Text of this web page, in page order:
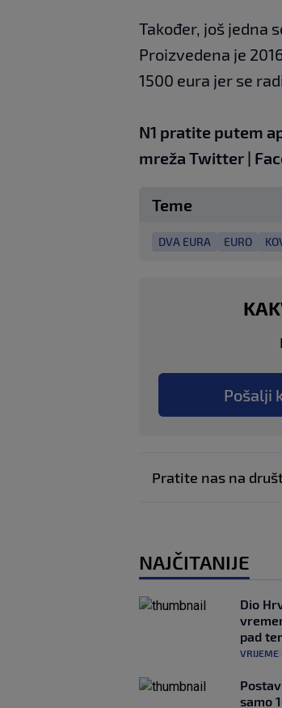
Također, još jedna
Proizvedena je
1500 eura jer se
N1 pratite putem
mreža Twitter |
Teme
DVA EURA EURO
Pošalji
Pratite nas na
NAJČITANIJE
Dio
pad
VRIJEME
samo